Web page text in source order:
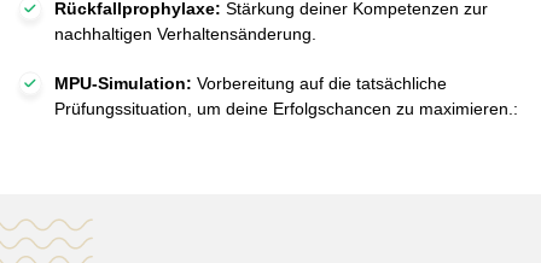
Rückfallprophylaxe: Stärkung deiner Kompetenzen zur
nachhaltigen Verhaltensänderung.
MPU-Simulation: Vorbereitung auf die tatsächliche
Prüfungssituation, um deine Erfolgschancen zu maximieren.: